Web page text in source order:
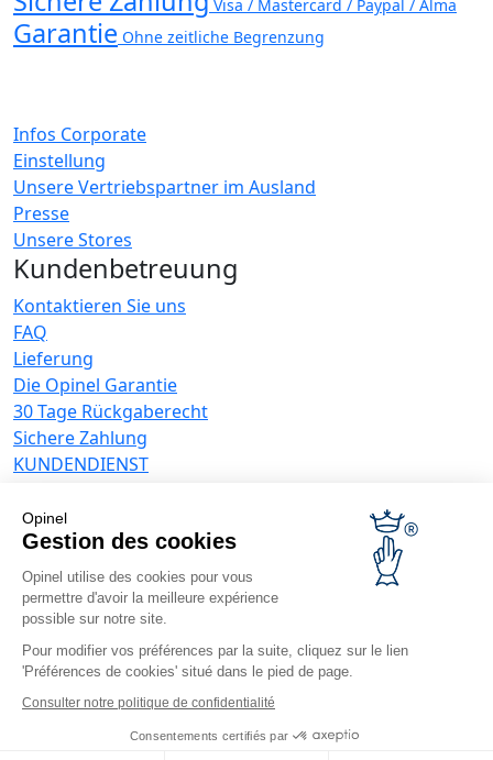
Opinel
Gestion des cookies
Opinel utilise des cookies pour vous
permettre d'avoir la meilleure expérience
possible sur notre site.
Pour modifier vos préférences par la suite, cliquez sur le lien
'Préférences de cookies' situé dans le pied de page.
Consulter notre politique de confidentialité
Consentements certifiés par
Visa / Mastercard / Paypal / Alma
Garantie Ohne zeitliche Begrenzung
Infos Corporate
Einstellung
Unsere Vertriebspartner im Ausland
Presse
Unsere Stores
Kundenbetreuung
Kontaktieren Sie uns
FAQ
Lieferung
Die Opinel Garantie
30 Tage Rückgaberecht
Sichere Zahlung
KUNDENDIENST
Datenschutzrichtlinie
Angebote für Unternehmen
Werbegeschenke
Gastronome
Opinel News
Neuigkeiten erhalten
Besuchen Sie uns